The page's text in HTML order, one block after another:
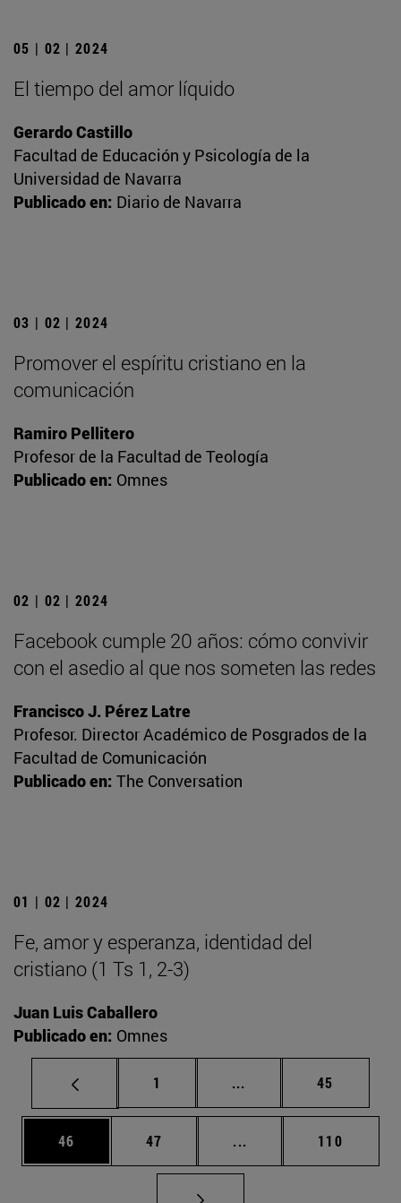
05 | 02 | 2024
El tiempo del amor líquido
Gerardo Castillo
Facultad de Educación y Psicología de la
Universidad de Navarra
Publicado en: Diario de Navarra
03 | 02 | 2024
Promover el espíritu cristiano en la
comunicación
Ramiro Pellitero
Profesor de la Facultad de Teología
Publicado en: Omnes
02 | 02 | 2024
Facebook cumple 20 años: cómo convivir
con el asedio al que nos someten las redes
Francisco J. Pérez Latre
Profesor. Director Académico de Posgrados de la
Facultad de Comunicación
Publicado en: The Conversation
01 | 02 | 2024
Fe, amor y esperanza, identidad del
cristiano (1 Ts 1, 2-3)
Juan Luis Caballero
Publicado en: Omnes
Página
1 ... Páginas intermedias
Página
45
Página
46 Página
47 ... Páginas intermedias
Página
110